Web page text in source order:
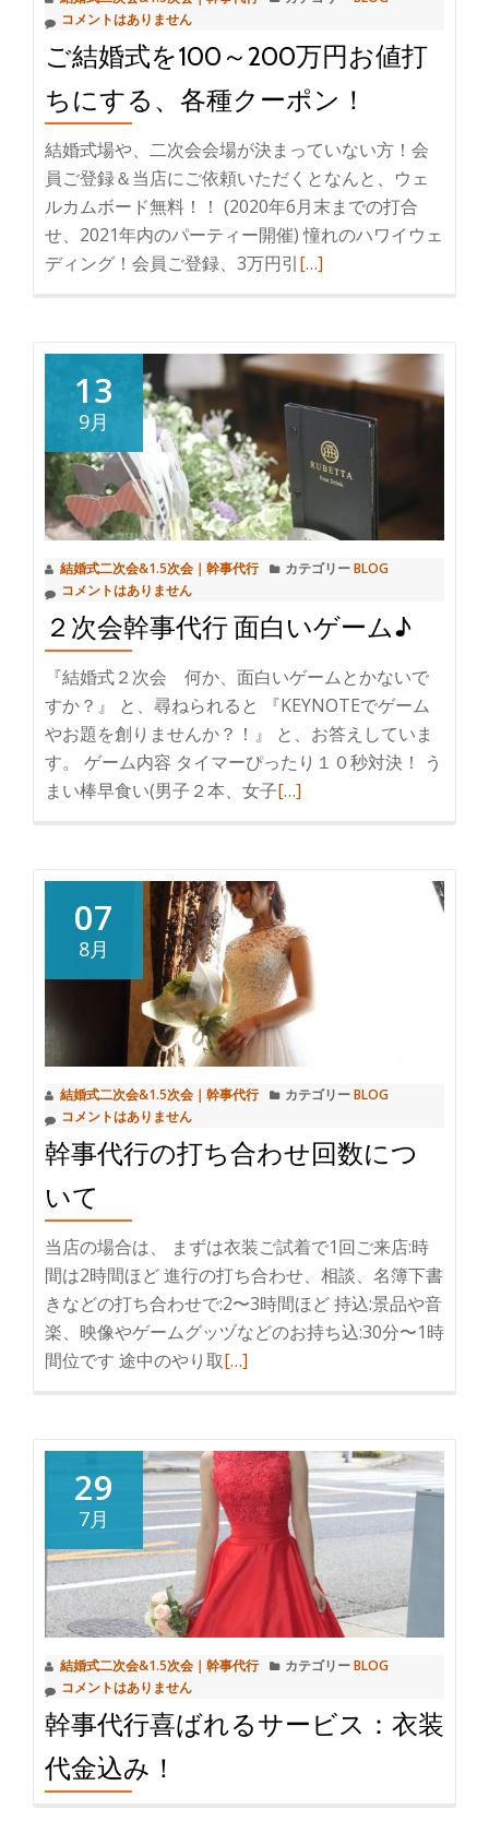
ィ
を
プ
デ
ュ
ー
ス
い
ま
す。
コメントはありません
ご結婚式を100～200万円お値打
ちにする、各種クーポン！
結婚式場や、二次会会場が決まっていない方！会
員ご登録＆当店にご依頼いただくとなんと、ウェ
ルカムボード無料！！ (2020年6月末までの打合
せ、2021年内のパーティー開催) 憧れのハワイウェ
ディング！会員ご登録、3万円引続
読
む
ご
婚
式
を
100
～
万
値
打
ち
に
ク
ー
ポ
[…]
13
9月
結婚式二次会&1.5次会｜幹事代行 カテゴリーBLOG
コメントはありません
２次会幹事代行 面白いゲーム♪
『結婚式２次会 何か、面白いゲームとかないで
すか？』 と、尋ねられると 『KEYNOTEでゲーム
やお題を創りませんか？！』 と、お答えしていま
す。 ゲーム内容 タイマーぴったり１０秒対決！ う
まい棒早食い(男子２本、女子続
読
む
２
次
会
幹
事
代
行
白
ー
ム
♪
[…]
07
8月
結婚式二次会&1.5次会｜幹事代行 カテゴリーBLOG
コメントはありません
幹事代行の打ち合わせ回数につ
いて
当店の場合は、 まずは衣装ご試着で1回ご来店:時
間は2時間ほど 進行の打ち合わせ、相談、名簿下書
きなどの打ち合わせで:2〜3時間ほど 持込:景品や音
楽、映像やゲームグッヅなどのお持ち込:30分〜1時
間位です 途中のやり取続
読
む
幹
事
代
行
打
ち
わ
[…]
29
7月
結婚式二次会&1.5次会｜幹事代行 カテゴリーBLOG
コメントはありません
幹事代行喜ばれるサービス：衣装
代金込み！